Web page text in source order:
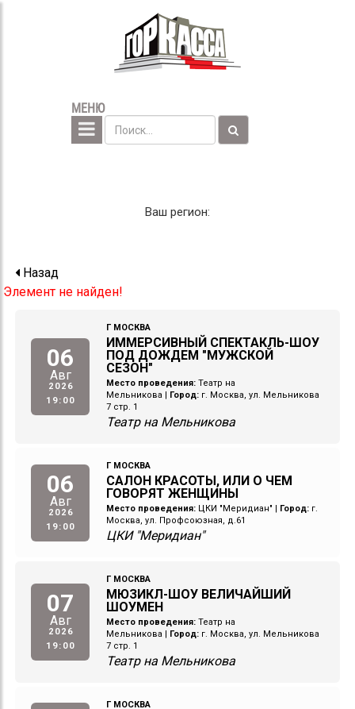
МЕНЮ
Ваш регион:
Назад
Элемент не найден!
06
Авг
2026
19:00
Г МОСКВА
ИММЕРСИВНЫЙ СПЕКТАКЛЬ-ШОУ
ПОД ДОЖДЕМ "МУЖСКОЙ
СЕЗОН"
Место проведения: Театр на
Мельникова
Город: г. Москва, ул. Мельникова
7 стр. 1
Театр на Мельникова
06
Авг
2026
19:00
Г МОСКВА
САЛОН КРАСОТЫ, ИЛИ О ЧЕМ
ГОВОРЯТ ЖЕНЩИНЫ
Место проведения: ЦКИ "Меридиан" Город: г.
Москва, ул. Профсоюзная, д.61
ЦКИ "Меридиан"
07
Авг
2026
19:00
Г МОСКВА
МЮЗИКЛ-ШОУ ВЕЛИЧАЙШИЙ
ШОУМЕН
Место проведения: Театр на
Мельникова
Город: г. Москва, ул. Мельникова
7 стр. 1
Театр на Мельникова
Г МОСКВА